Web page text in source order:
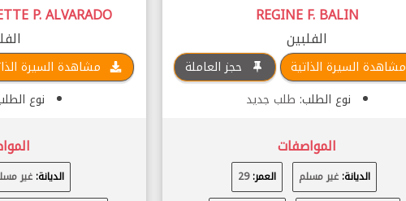
REGINE F. BALIN
الفلبين
مشاهدة السيرة الذاتية
حجز العاملة
نوع الطلب: طلب جديد
المواصفات
الديانة:غير مسلم العمر:29
P. ALVARADO
مشاهدة السيرة
نوع
الديانة:غير